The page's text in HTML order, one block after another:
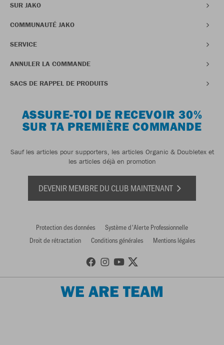
SUR JAKO
COMMUNAUTÉ JAKO
SERVICE
ANNULER LA COMMANDE
SACS DE RAPPEL DE PRODUITS
ASSURE-TOI DE RECEVOIR 30%
SUR TA PREMIÈRE COMMANDE
Sauf les articles pour supporters, les articles Organic & Doubletex et
les articles déjà en promotion
DEVENIR MEMBRE DU CLUB MAINTENANT
Protection des données
Système d'Alerte Professionnelle
Droit de rétractation
Conditions générales Mentions légales
WE ARE TEAM